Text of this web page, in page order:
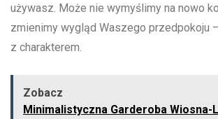
używasz. Może nie wymyślimy na ⁣nowo
zmienimy wygląd Waszego przedpokoju⁤
z charakterem.
Zobacz
Minimalistyczna Garderoba Wiosna-